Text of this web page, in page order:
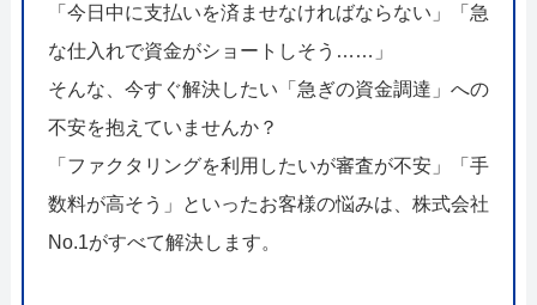
「今日中に支払いを済ませなければならない」「急
な仕入れで資金がショートしそう……」
そんな、今すぐ解決したい「急ぎの資金調達」への
不安を抱えていませんか？
「ファクタリングを利用したいが審査が不安」「手
数料が高そう」といったお客様の悩みは、株式会社
No.1がすべて解決します。